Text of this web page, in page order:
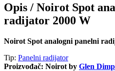
Opis / Noirot Spot
radijator 2000 W
Noirot Spot analogni panelni
Tip: Panelni radijator
Proizvođač: Noirot by Glen